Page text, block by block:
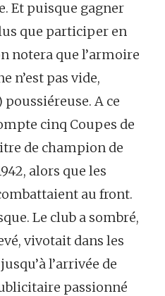
Et puisque gagner
que participer en
notera que l’armoire
n’est pas vide,
A ce
cinq Coupes de
de champion de
alors que les
au front.
Le club a sombré,
vivotait dans les
l’arrivée de
passionné